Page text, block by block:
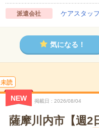
派遣会社 ケアスタッ
気になる！
未読
NEW 掲載日 2026/08/04
薩摩川内市【週2